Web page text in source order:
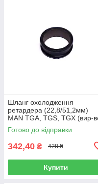
Шланг охолодження
ретардера (22,8/51,2мм)
MAN TGA, TGS, TGX (вир-
Sampa) 023.258
Готово до відправки
342,40 ₴ 428 ₴
Купити